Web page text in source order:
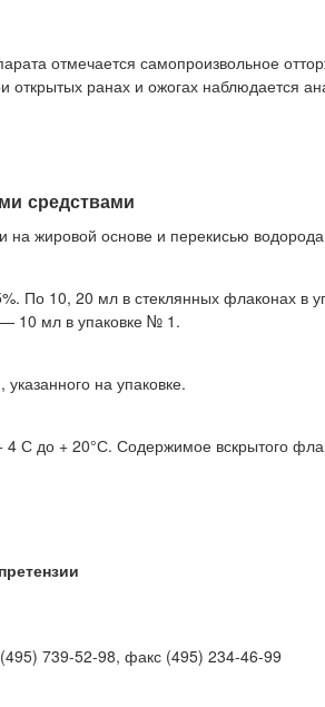
отмечается самопроизвольное
открытых ранах и ожогах наблюдается
средствами
жировой основе и перекисью
По 10, 20 мл в стеклянных флаконах
10 мл в упаковке № 1.
на упаковке.
С до + 20°С. Содержимое вскрытого
739-52-98, факс (495) 234-46-99